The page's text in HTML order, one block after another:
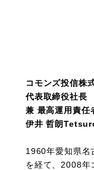
コモンズ投信株
代表取締役社長
兼 最高運用責任
伊井 哲朗
1960年愛知県名
を経て、2008年